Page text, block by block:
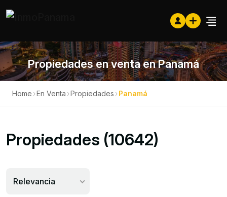
Propiedades en venta en Panamá
Home ›En Venta ›Propiedades ›Panamá
Propiedades (10642)
Relevancia